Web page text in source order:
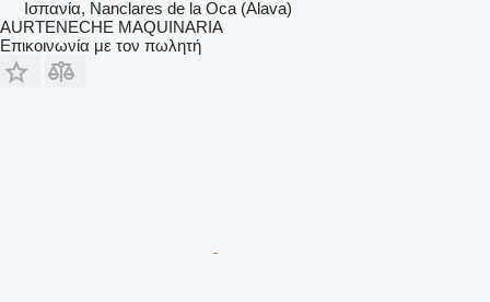
Ισπανία, Nanclares de la Oca (Alava)
AURTENECHE MAQUINARIA
Επικοινωνία με τον πωλητή